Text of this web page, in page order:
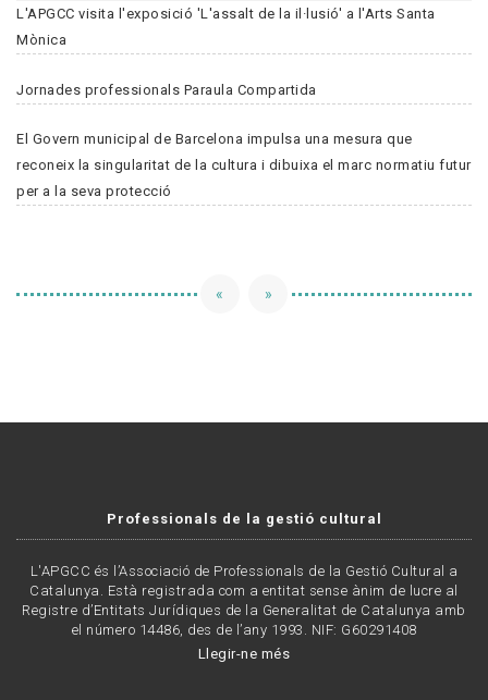
L'APGCC visita l'exposició 'L'assalt de la il·lusió' a l'Arts Santa
Mònica
Jornades professionals Paraula Compartida
El Govern municipal de Barcelona impulsa una mesura que
reconeix la singularitat de la cultura i dibuixa el marc normatiu futur
per a la seva protecció
« »
Professionals de la gestió cultural
L'APGCC és l’Associació de Professionals de la Gestió Cultural a
Catalunya. Està registrada com a entitat sense ànim de lucre al
Registre d’Entitats Jurídiques de la Generalitat de Catalunya amb
el número 14486, des de l’any 1993. NIF: G60291408
Llegir-ne més